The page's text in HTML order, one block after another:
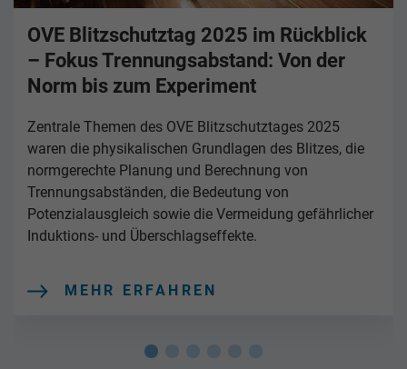
OVE Blitzschutztag 2025 im Rückblick
– Fokus Trennungsabstand: Von der
Norm bis zum Experiment
Zentrale Themen des OVE Blitzschutztages 2025
waren die physikalischen Grundlagen des Blitzes, die
normgerechte Planung und Berechnung von
Trennungsabständen, die Bedeutung von
Potenzialausgleich sowie die Vermeidung gefährlicher
Induktions- und Überschlagseffekte.
MEHR ERFAHREN